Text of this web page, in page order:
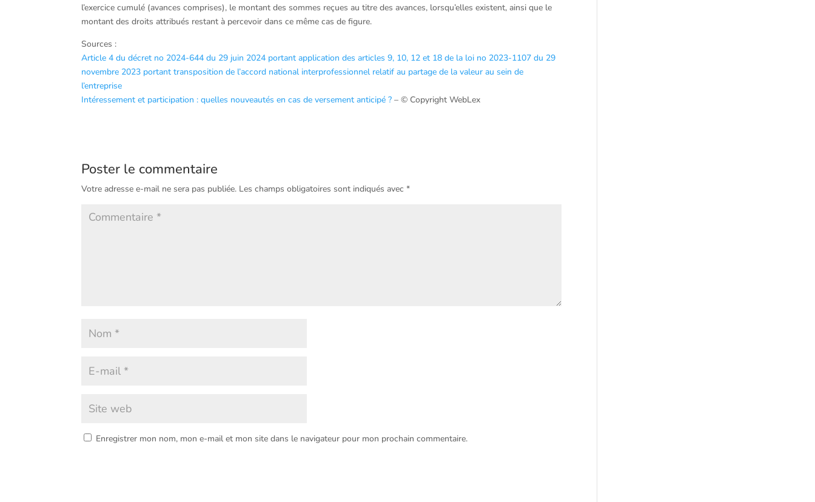
l’exercice cumulé (avances comprises), le montant des sommes reçues au titre des avances, lorsqu’elles existent, ainsi que le
montant des droits attribués restant à percevoir dans ce même cas de figure.
Sources :
Article 4 du décret no 2024-644 du 29 juin 2024 portant application des articles 9, 10, 12 et 18 de la loi no 2023-1107 du 29
novembre 2023 portant transposition de l’accord national interprofessionnel relatif au partage de la valeur au sein de
l’entreprise
Intéressement et participation : quelles nouveautés en cas de versement anticipé ?– © Copyright WebLex
Poster le commentaire
Votre adresse e-mail ne sera pas publiée. Les champs obligatoires sont indiqués avec*
Enregistrer mon nom, mon e-mail et mon site dans le navigateur pour mon prochain commentaire.